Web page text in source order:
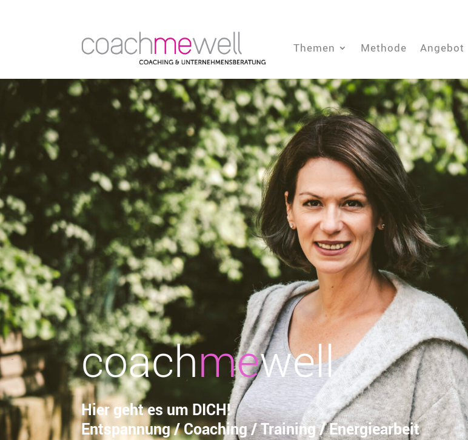
Themen Methode Angebot
coachmewell
Hier geht es um DICH!
Entspannung / Coaching / Training / Energiearbeit